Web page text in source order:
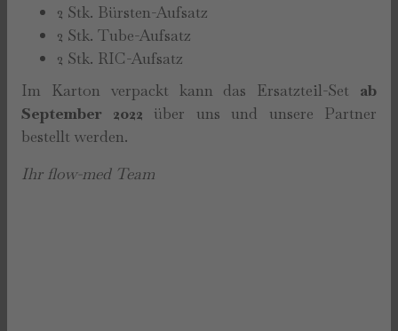
2 Stk. Bürsten-Aufsatz
2 Stk. Tube-Aufsatz
2 Stk. RIC-Aufsatz
Im Karton verpackt kann das Ersatzteil-Set ab
September 2022 über uns und unsere Partner
bestellt werden.
Ihr flow-med Team